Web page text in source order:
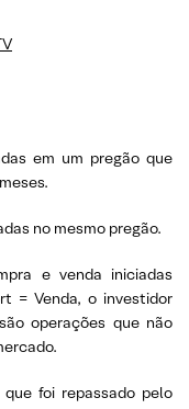
em um pregão que
no mesmo pregão.
e venda iniciadas
= Venda, o investidor
operações que não
que foi repassado pelo